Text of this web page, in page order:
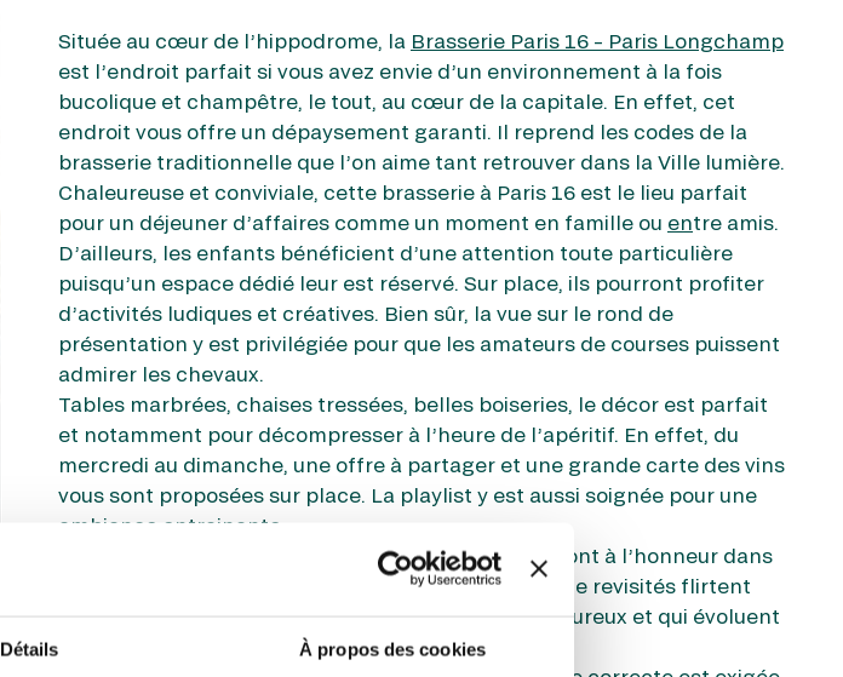
Détails À propos des cookies
Située au cœur de l’hippodrome, la Brasserie Paris 16 – Paris Longchamp
est l’endroit parfait si vous avez envie d’un environnement à la fois
bucolique et champêtre, le tout, au cœur de la capitale. En effet, cet
endroit vous offre un dépaysement garanti. Il reprend les codes de la
brasserie traditionnelle que l’on aime tant retrouver dans la Ville lumière.
Chaleureuse et conviviale, cette brasserie à Paris 16 est le lieu parfait
pour un déjeuner d’affaires comme un moment en famille ou entre amis.
D’ailleurs, les enfants bénéficient d’une attention toute particulière
puisqu’un espace dédié leur est réservé. Sur place, ils pourront profiter
d’activités ludiques et créatives. Bien sûr, la vue sur le rond de
présentation y est privilégiée pour que les amateurs de courses puissent
admirer les chevaux.
Tables marbrées, chaises tressées, belles boiseries, le décor est parfait
et notamment pour décompresser à l’heure de l’apéritif. En effet, du
mercredi au dimanche, une offre à partager et une grande carte des vins
vous sont proposées sur place. La playlist y est aussi soignée pour une
ambiance entrainante.
Côté carte, ce sont les produits frais et locaux qui sont à l’honneur dans
cette brasserie à Paris. Les classiques de la brasserie revisités flirtent
avec une cuisine bistronomique pour des plats savoureux et qui évoluent
au fil des saisons et des inspirations.